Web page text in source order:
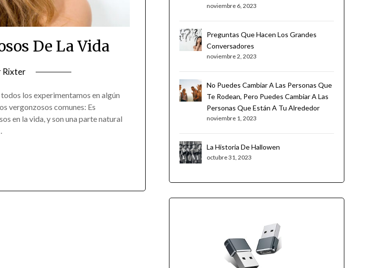
De La Vida
Rixter
los experimentamos en algún
vergonzosos comunes: Es
en la vida, y son una parte natural
noviembre 6, 2023
Preguntas Que Hacen Los Grandes
Conversadores
noviembre 2, 2023
No Puedes Cambiar A Las Personas Que
Te Rodean, Pero Puedes Cambiar A Las
Personas Que Están A Tu Alrededor
noviembre 1, 2023
La Historia De Hallowen
octubre 31, 2023